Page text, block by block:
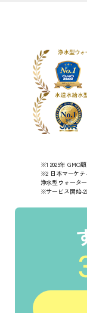
※1 2025年 GMO
※2 日本マーケテ
浄水型ウォータ
※サービス開始-